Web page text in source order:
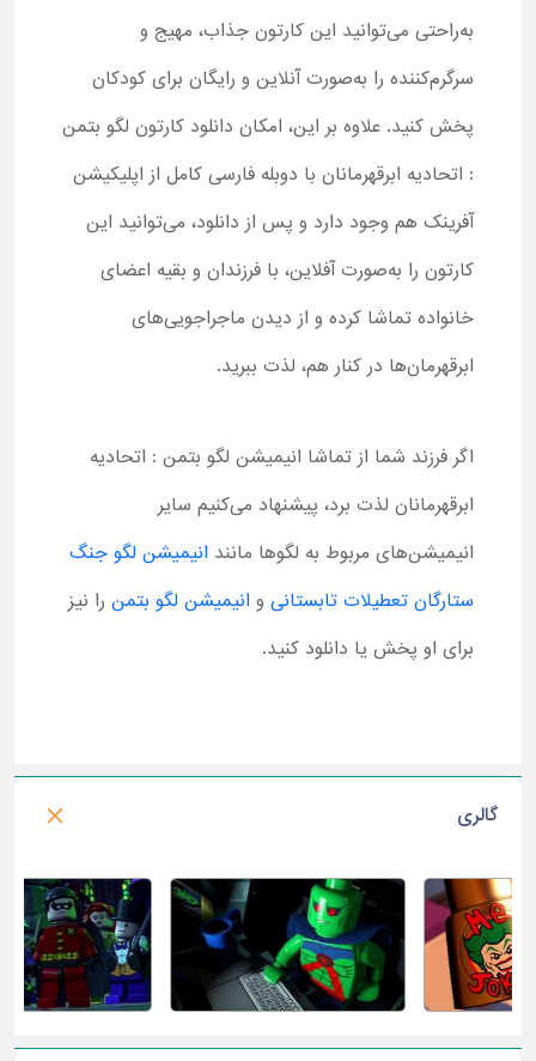
به‌راحتی می‌توانید این کارتون جذاب، مهیج و
سرگرم‌کننده را به‌صورت آنلاین و رایگان برای کودکان
پخش کنید. علاوه بر این، امکان دانلود کارتون لگو بتمن
: اتحادیه ابرقهرمانان با دوبله فارسی کامل از اپلیکیشن
آفرینک هم وجود دارد و پس از دانلود، می‌توانید این
کارتون را به‌صورت آفلاین، با فرزندان و بقیه اعضای
خانواده تماشا کرده و از دیدن ماجراجویی‌های
ابرقهرمان‌ها در کنار هم، لذت ببرید.
اگر فرزند شما از تماشا انیمیشن لگو بتمن : اتحادیه
ابرقهرمانان لذت برد، پیشنهاد می‌کنیم سایر
انیمیشن‌های مربوط به لگوها مانند انیمیشن لگو جنگ
ستارگان تعطیلات تابستانی و انیمیشن لگو بتمن را نیز
برای او پخش یا دانلود کنید.
گالری